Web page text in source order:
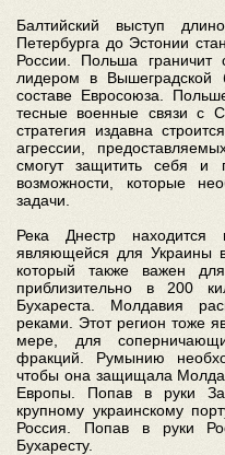
Балтийский выступ
Петербурга до Эстонии
России. Польша граничит
лидером в Вышеградской
составе Евросоюза.
тесные военные связи с
стратегия издавна
агрессии,
смогут защитить себя и
возможности, которые
задачи.
Река Днестр
являющейся для Украины
который также важен
приблизительно в 200
Бухареста. Молдавия
реками. Этот регион тоже
мере, для
фракций. Румынию
чтобы она защищала
Европы. Попав в руки
крупному украинскому
Россия. Попав в руки
Бухаресту.